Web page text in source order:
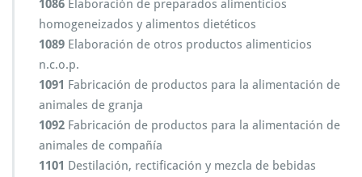
1086 Elaboración de preparados alimenticios
homogeneizados y alimentos dietéticos
1089 Elaboración de otros productos alimenticios
n.c.o.p.
1091 Fabricación de productos para la alimentación de
animales de granja
1092 Fabricación de productos para la alimentación de
animales de compañía
1101 Destilación, rectificación y mezcla de bebidas